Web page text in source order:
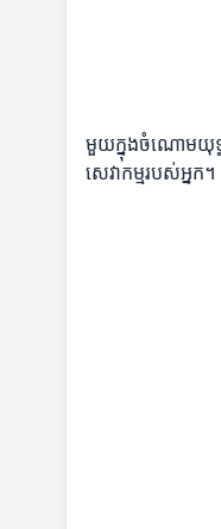
មួយក្នុងចំណោមយុទ្ធ
សេវាកម្មរបស់អ្នក។